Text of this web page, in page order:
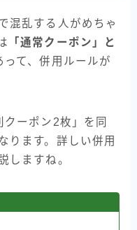
混乱する人がめちゃ
「通常クーポン」と
って、併用ルールが
クーポン2枚」を同
ります。詳しい併用
しますね。